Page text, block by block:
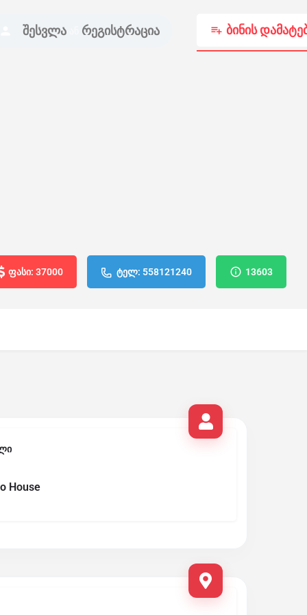
შესვლა რეგისტრაცია ბინის
ფასი: 37000 ტელ: 558121240 13603
House